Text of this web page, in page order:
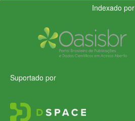
Indexado por
Suportado por